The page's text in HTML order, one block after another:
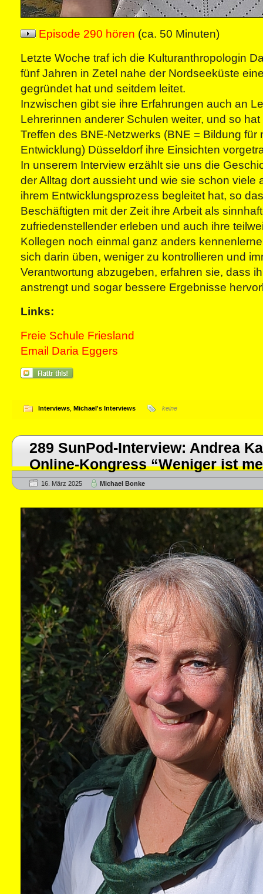
Episode 290 hören (ca. 50 Minuten)
Letzte Woche traf ich die Kulturanthropologin
fünf Jahren in Zetel nahe der Nordseeküste
gegründet hat und seitdem leitet.
Inzwischen gibt sie ihre Erfahrungen auch an
Lehrerinnen anderer Schulen weiter, und so
Treffen des BNE-Netzwerks (BNE = Bildung für
Entwicklung) Düsseldorf ihre Einsichten
In unserem Interview erzählt sie uns die
der Alltag dort aussieht und wie sie schon viele
ihrem Entwicklungsprozess begleitet hat, so
Beschäftigten mit der Zeit ihre Arbeit als
zufriedenstellender erleben und auch ihre
Kollegen noch einmal ganz anders
sich darin üben, weniger zu kontrollieren und
Verantwortung abzugeben, erfahren sie, dass
anstrengt und sogar bessere Ergebnisse
Links:
Freie Schule Friesland
Email Daria Eggers
Interviews Michael's Interviews keine
289 SunPod-Interview: Andrea
Online-Kongress “Weniger ist
16. März 2025 Michael Bonke